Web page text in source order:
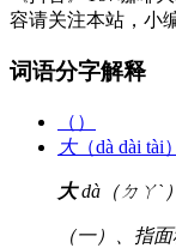
容请关注本站，小
词语分字解释
（）
大（dà dài tài）
大dà（ㄉㄚˋ）
（一）、指